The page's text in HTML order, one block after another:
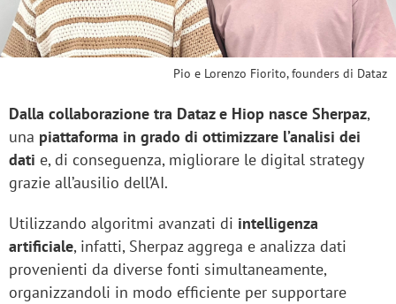
Pio e Lorenzo Fiorito, founders di Dataz
Dalla collaborazione tra Dataz e Hiop nasce Sherpaz,
una piattaforma in grado di ottimizzare l’analisi dei
dati e, di conseguenza, migliorare le digital strategy
grazie all’ausilio dell’AI.
Utilizzando algoritmi avanzati di intelligenza
artificiale, infatti, Sherpaz aggrega e analizza dati
provenienti da diverse fonti simultaneamente,
organizzandoli in modo efficiente per supportare